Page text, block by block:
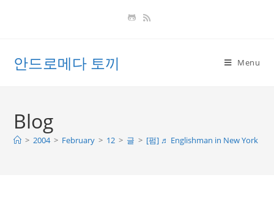
안드로메다 토끼 Menu
Blog
> 2004 > February > 12 > 글 > [펌] ♬ Englishman in New York